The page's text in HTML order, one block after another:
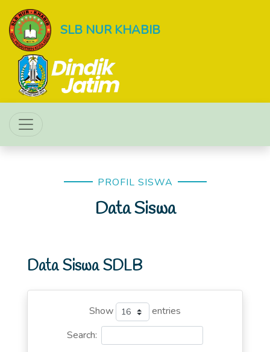
SLB NUR KHABIB
PROFIL SISWA
Data Siswa
Data Siswa SDLB
Show
entries
Search: